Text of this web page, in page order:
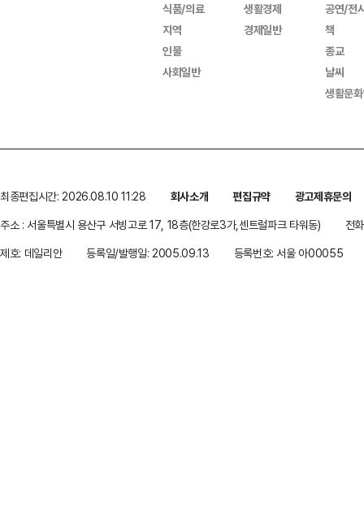
식품/의료
지역
인물
사회일반
생활경제
경제일반
공연/전
책
종교
날씨
생활문
최종편집시간: 2026.08.10 11:28 회사소개 편집규약
광고제휴문의
주소 : 서울특별시 용산구 서빙고로 17, 18층(한강로3가,센트럴파크 타워동)
전
제호: 데일리안
등록일/발행일: 2005.09.13 등록번호: 서울 아00055